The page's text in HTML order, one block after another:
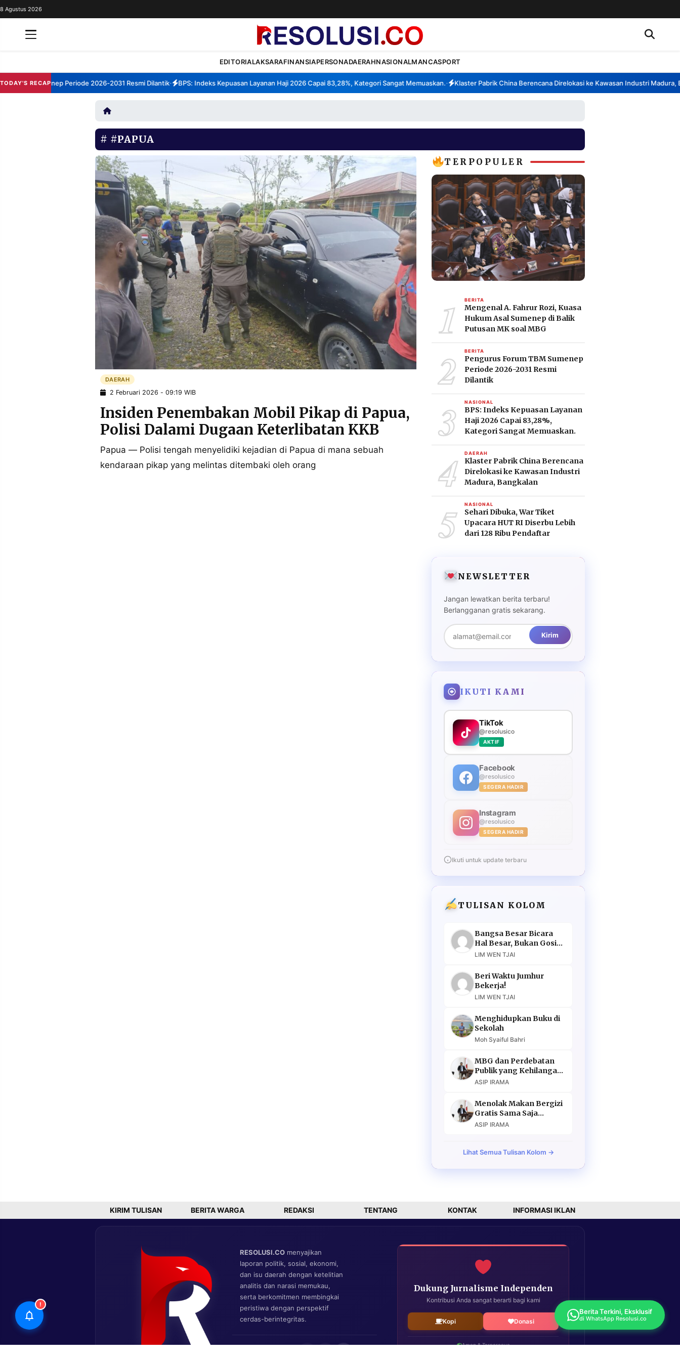
REDAKSI
PERSONA
NASIONAL
BERITA
TULISAN
SERVICE
8 Agustus 2026
EDITORIALAKSARAFINANSIAPERSONADAERAHNASIONALMANCASPORT
TODAY'S RECAP
TBM Sumenep Periode 2026-2031 Resmi Dilantik• BPS: Indeks Kepuasan Layanan Haji 2026 Capai 83,28%, Kategori Sangat Memuaskan.• Klaster Pabrik China Berencana Direlokasi ke Kawasan Industri Madura,
#PAPUA
DAERAH
2 Februari 2026 - 09:19 WIB
Insiden Penembakan Mobil Pikap di Papua,
Polisi Dalami Dugaan Keterlibatan KKB
Papua — Polisi tengah menyelidiki kejadian di Papua di mana sebuah
kendaraan pikap yang melintas ditembaki oleh orang
TERPOPULER
1 BERITA
Mengenal A. Fahrur Rozi, Kuasa
Hukum Asal Sumenep di Balik
Putusan MK soal MBG
2 BERITA
Pengurus Forum TBM Sumenep
Periode 2026-2031 Resmi
Dilantik
3 NASIONAL
BPS: Indeks Kepuasan Layanan
Haji 2026 Capai 83,28%,
Kategori Sangat Memuaskan.
4 DAERAH
Klaster Pabrik China Berencana
Direlokasi ke Kawasan Industri
Madura, Bangkalan
5 NASIONAL
Sehari Dibuka, War Tiket
Upacara HUT RI Diserbu Lebih
dari 128 Ribu Pendaftar
NEWSLETTER
Jangan lewatkan berita terbaru!
Berlangganan gratis sekarang.
Kirim
IKUTI KAMI
TikTok
@resolusico
AKTIF
Facebook
@resolusico
SEGERA HADIR
Instagram
@resolusico
SEGERA HADIR
Ikuti untuk update terbaru
TULISAN KOLOM
Bangsa Besar Bicara
Hal Besar, Bukan Gosip
Murahan
LIM WEN TJAI
Beri Waktu Jumhur
Bekerja!
LIM WEN TJAI
Menghidupkan Buku di
Sekolah
Moh Syaiful Bahri
MBG dan Perdebatan
Publik yang Kehilangan
Argumen
ASIP IRAMA
Menolak Makan Bergizi
Gratis Sama Saja
Menolak Masa Depan
ASIP IRAMA
Lihat Semua Tulisan Kolom →
KIRIM TULISAN BERITA WARGA REDAKSI TENTANG KONTAK INFORMASI IKLAN
RESOLUSI.CO menyajikan
laporan politik, sosial, ekonomi,
dan isu daerah dengan ketelitian
analitis dan narasi memukau,
serta berkomitmen membingkai
peristiwa dengan perspektif
cerdas-berintegritas.
Dukung Jurnalisme Independen
Kontribusi Anda sangat berarti bagi kami
Kopi Donasi
Aman & Terpercaya
!
Berita Terkini, Eksklusif
di WhatsApp Resolusi.co